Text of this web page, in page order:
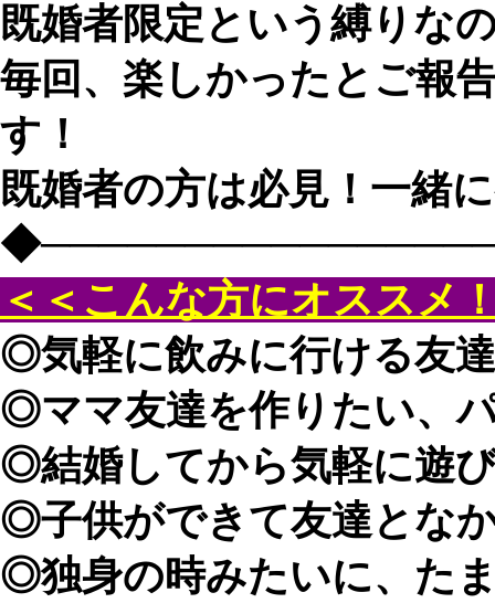
既婚者限定という縛りな
毎回、楽しかったとご報
す！
既婚者の方は必見！一緒
＜＜こんな方にオススメ
◎気軽に飲みに行ける友
◎ママ友達を作りたい、
◎結婚してから気軽に遊
◎子供ができて友達とな
◎独身の時みたいに、た